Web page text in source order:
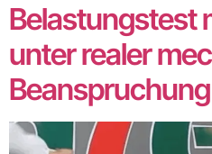
Belastungstest
unter realer
Beanspruchung